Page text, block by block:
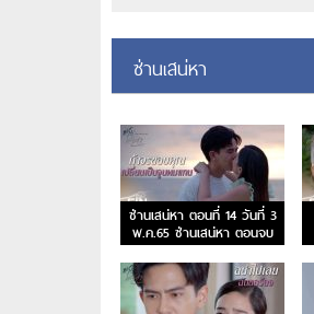
ซ่านเสน่หา
ซ่านเสน่หา ตอนที่ 14 วันที่ 3
พ.ค.65 ซ่านเสน่หา ตอนจบ